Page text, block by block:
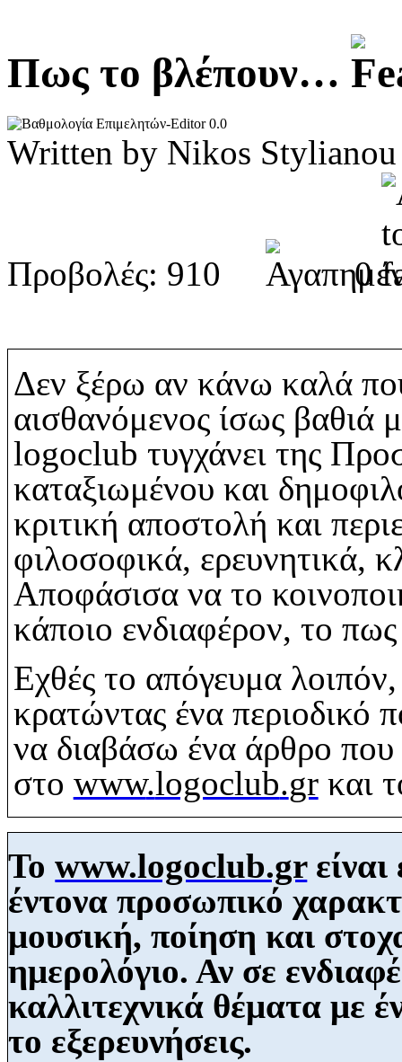
Πως το βλέπουν…
0.0
Written by Nikos
Προβολές: 910 0
Δεν ξέρω αν κάνω καλά
αισθανόμενος ίσως βαθιά
logoclub τυγχάνει της
καταξιωμένου και
κριτική αποστολή και
φιλοσοφικά, ερευνητικά,
Αποφάσισα να το
κάποιο ενδιαφέρον, το
Εχθές το απόγευμα
κρατώντας ένα περιοδικό
να διαβάσω ένα άρθρο που
στο www.logoclub.grκαι
Τοwww.logoclub.grείναι
έντονα προσωπικό
μουσική, ποίηση και
ημερολόγιο. Αν σε
καλλιτεχνικά θέματα με
το εξερευνήσεις.